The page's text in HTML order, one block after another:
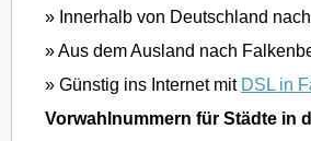
» Innerhalb von Deutschland
» Aus dem Ausland nach
» Günstig ins Internet mit DSL in
Vorwahlnummern für Städte in